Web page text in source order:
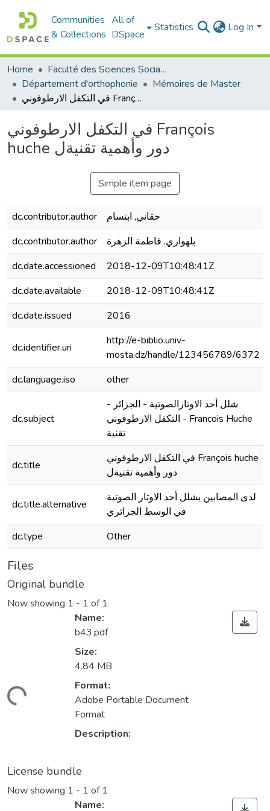
Communities
& Collections
All of
DSpace
Statistics Log In
Home
Faculté des Sciences Sociales
Département d'orthophonie
Mémoires de Master
في التكفل الارطوفوني François huche دور وأهمية تقنيةل
في التكفل الارطوفوني François
huche دور وأهمية تقنيةل
Simple item page
dc.contributor.author
حقاني, ابتسام
dc.contributor.author
بلهواري, فاطمة الزهرة
dc.date.accessioned
2018-12-09T10:48:41Z
dc.date.available
2018-12-09T10:48:41Z
dc.date.issued
2016
dc.identifier.uri
http://e-biblio.univ-
mosta.dz/handle/123456789/6372
dc.language.iso
other
dc.subject
شلل أحد الاوتارالصوتية - الجزائر -
التكفل الارطوفوني - Francois Huche
تقنية
dc.title
في التكفل الارطوفوني François huche
دور وأهمية تقنيةل
dc.title.alternative
لدى المصابين بشلل أحد الاوتار الصوتية
في الوسط الجزائري
dc.type Other
Files
Original bundle
Now showing 1 - 1 of 1
Loading...
Name:
b43.pdf
Size:
4.84 MB
Format:
Adobe Portable Document
Format
Description:
License bundle
Now showing 1 - 1 of 1
Name: